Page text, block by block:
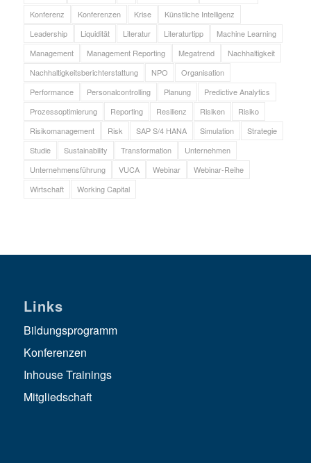
Konferenz Konferenzen Krise
Künstliche Intelligenz
Leadership
Liquidität Literatur Literaturtipp
Machine Learning
Management
Management Reporting Megatrend
Nachhaltigkeit
Nachhaltigkeitsberichterstattung
NPO
Organisation
Performance
Personalcontrolling Planung
Predictive Analytics
Prozessoptimierung
Reporting Resilienz Risiken
Risiko
Risikomanagement
Risk SAP S/4 HANA Simulation
Strategie
Studie
Sustainability Transformation
Unternehmen
Unternehmensführung
VUCA Webinar
Webinar-Reihe
Wirtschaft
Working Capital
Links
Bildungsprogramm
Konferenzen
Inhouse Trainings
Mitgliedschaft